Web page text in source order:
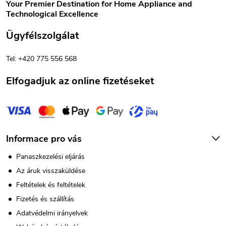
á
s
e
l
e
e
i
é
c
Your Premier Destination for Home Appliance and
Technological Excellence
Ügyfélszolgálat
Tel: +420 775 556 568
Elfogadjuk az online fizetéseket
Informace pro vás
Panaszkezelési eljárás
Az áruk visszaküldése
Feltételek és feltételek
Fizetés és szállítás
Adatvédelmi irányelvek